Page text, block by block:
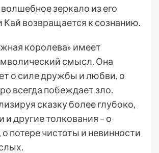
зеркало из его
Кай возвращается к сознанию.
королева» имеет
смысл. Она
о силе дружбы и любви, о
всегда побеждает зло.
сказку более глубоко,
другие толкования – о
потере чистоты и невинности